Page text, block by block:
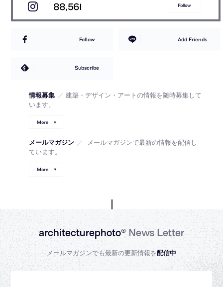
88,561 Follow
Follow Add Friends
Subscribe
情報募集 ／ 建築・デザイン・アートの情報を随時募集して
います。
More
メールマガジン ／
メールマガジンで最新の情報を配信し
ています。
More
architecturephoto®News Letter
メールマガジンでも最新の更新情報を配信中